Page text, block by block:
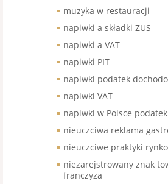
muzyka w restauracji
napiwki a składki ZUS
napiwki a VAT
napiwki PIT
napiwki podatek
napiwki VAT
napiwki w Polsce podatek
nieuczciwa reklama
nieuczciwe praktyki
niezarejstrowany znak
franczyza